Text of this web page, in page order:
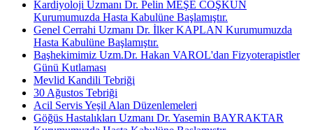
Kardiyoloji Uzmanı Dr. Pelin MEŞE COŞKUN
Kurumumuzda Hasta Kabulüne Başlamıştır.
Genel Cerrahi Uzmanı Dr. İlker KAPLAN Kurumumuzda
Hasta Kabulüne Başlamıştır.
Başhekimimiz Uzm.Dr. Hakan VAROL'dan Fizyoterapistler
Günü Kutlaması
Mevlid Kandili Tebriği
30 Ağustos Tebriği
Acil Servis Yeşil Alan Düzenlemeleri
Göğüs Hastalıkları Uzmanı Dr. Yasemin BAYRAKTAR